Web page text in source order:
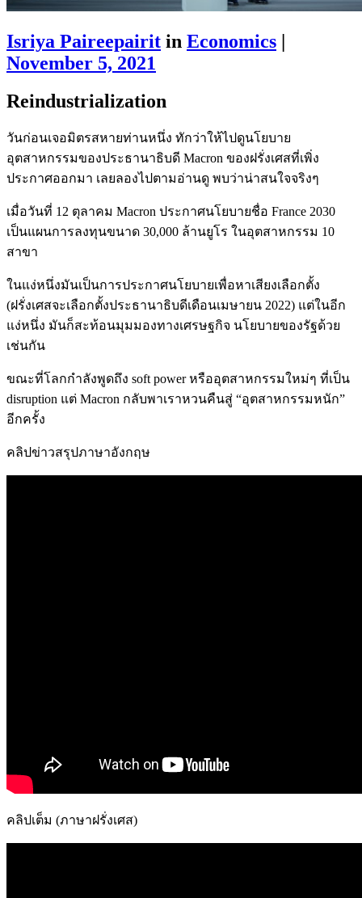
Isriya Paireepairit in Economics |
November 5, 2021
Reindustrialization
วันก่อนเจอมิตรสหายท่านหนึ่ง ทักว่าให้ไปดูนโยบาย
อุตสาหกรรมของประธานาธิบดี Macron ของฝรั่งเศสที่เพิ่ง
ประกาศออกมา เลยลองไปตามอ่านดู พบว่าน่าสนใจจริงๆ
เมื่อวันที่ 12 ตุลาคม Macron ประกาศนโยบายชื่อ France 2030
เป็นแผนการลงทุนขนาด 30,000 ล้านยูโร ในอุตสาหกรรม 10
สาขา
ในแง่หนึ่งมันเป็นการประกาศนโยบายเพื่อหาเสียงเลือกตั้ง
(ฝรั่งเศสจะเลือกตั้งประธานาธิบดีเดือนเมษายน 2022) แต่ในอีก
แง่หนึ่ง มันก็สะท้อนมุมมองทางเศรษฐกิจ นโยบายของรัฐด้วย
เช่นกัน
ขณะที่โลกกำลังพูดถึง soft power หรืออุตสาหกรรมใหม่ๆ ที่เป็น
disruption แต่ Macron กลับพาเราหวนคืนสู่ “อุตสาหกรรมหนัก”
อีกครั้ง
คลิปข่าวสรุปภาษาอังกฤษ
คลิปเต็ม (ภาษาฝรั่งเศส)